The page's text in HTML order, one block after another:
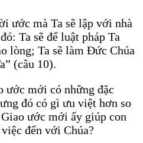
ước mà Ta sẽ lập với nhà
Ta sẽ để luật pháp Ta
lòng; Ta sẽ làm Đức Chúa
(câu 10).
ước mới có những đặc
đó có gì ưu việt hơn so
ước mới ấy giúp con
đến với Chúa?